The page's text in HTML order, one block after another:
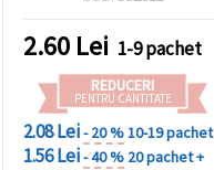
selectând
un tip de
cookie -uri
făcând clic
pe butonul
"Salvați"
2.60 Lei 1-9 pachet
REDUCERI
PENTRU CANTITATE
2.08 Lei- 20 %10-19 pachet
1.56 Lei- 40 % 20 pachet +